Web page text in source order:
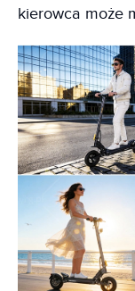
kierowca może